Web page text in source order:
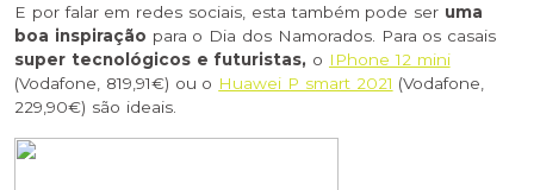
E por falar em redes sociais, esta também pode ser uma
boa inspiração para o Dia dos Namorados. Para os casais
super tecnológicos e futuristas, o IPhone 12 mini
(Vodafone, 819,91€) ou o Huawei P smart 2021 (Vodafone,
229,90€) são ideais.